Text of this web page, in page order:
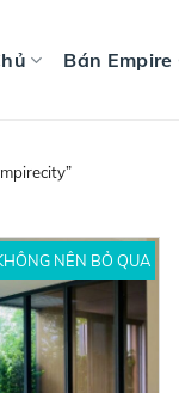
Bán Empire
NÊN BỎ QUA